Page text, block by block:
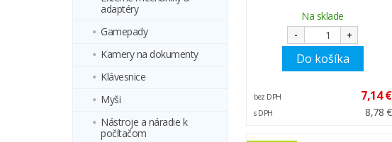
adaptéry
Gamepady
Kamery na dokumenty
Klávesnice
Myši
Nástroje a náradie k
počítačom
Na sklade
- +
Do košíka
bez DPH 7,14 €
s DPH 8,78 €